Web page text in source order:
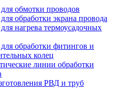
обмотки проводов
обработки экрана провода
нагрева термоусадочных
обработки фитингов и
колец
линии обработки
РВД и труб